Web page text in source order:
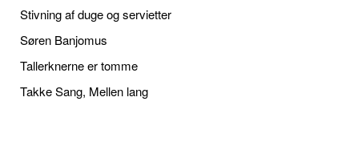
Stivning af duge og servietter
Søren Banjomus
Tallerknerne er tomme
Takke Sang, Mellen lang